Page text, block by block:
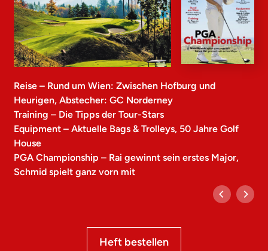
Reise – Rund um Wien: Zwischen Hofburg und
Heurigen, Abstecher: GC Norderney
Training – Die Tipps der Tour-Stars
Equipment – Aktuelle Bags & Trolleys, 50 Jahre Golf
House
PGA Championship – Rai gewinnt sein erstes Major,
Schmid spielt ganz vorn mit
Heft bestellen